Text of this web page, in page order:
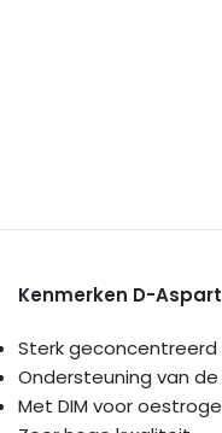
Kenmerken D-
Sterk
Ondersteuning van
Met DIM voor